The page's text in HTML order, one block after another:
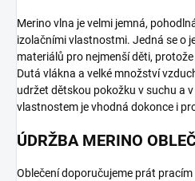
Merino vlna je velmi jemná,
izolačními vlastnostmi. Jedná se o
materiálů pro nejmenší děti,
Dutá vlákna a velké množství
udržet dětskou pokožku v suchu a
vlastnostem je vhodná dokonce i
ÚDRŽBA MERINO
Oblečení doporučujeme prát